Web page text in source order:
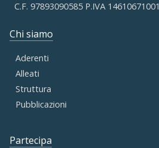
C.F. 97893090585 P.IVA 14610671001
Chi siamo
Aderenti
Alleati
Struttura
Pubblicazioni
Partecipa